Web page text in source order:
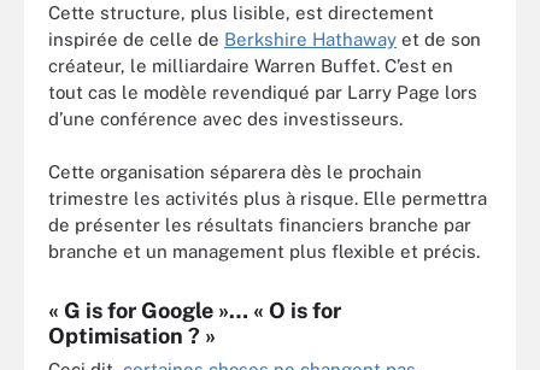
Cette structure, plus lisible, est directement
inspirée de celle de Berkshire Hathaway et de son
créateur, le milliardaire Warren Buffet. C’est en
tout cas le modèle revendiqué par Larry Page lors
d’une conférence avec des investisseurs.
Cette organisation séparera dès le prochain
trimestre les activités plus à risque. Elle permettra
de présenter les résultats financiers branche par
branche et un management plus flexible et précis.
« G is for Google »… « O is for
Optimisation ? »